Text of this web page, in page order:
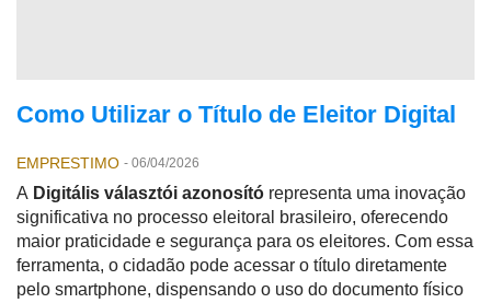
Como Utilizar o Título de Eleitor Digital
EMPRESTIMO - 06/04/2026
A Digitális választói azonosító representa uma inovação
significativa no processo eleitoral brasileiro, oferecendo
maior praticidade e segurança para os eleitores. Com essa
ferramenta, o cidadão pode acessar o título diretamente
pelo smartphone, dispensando o uso do documento físico